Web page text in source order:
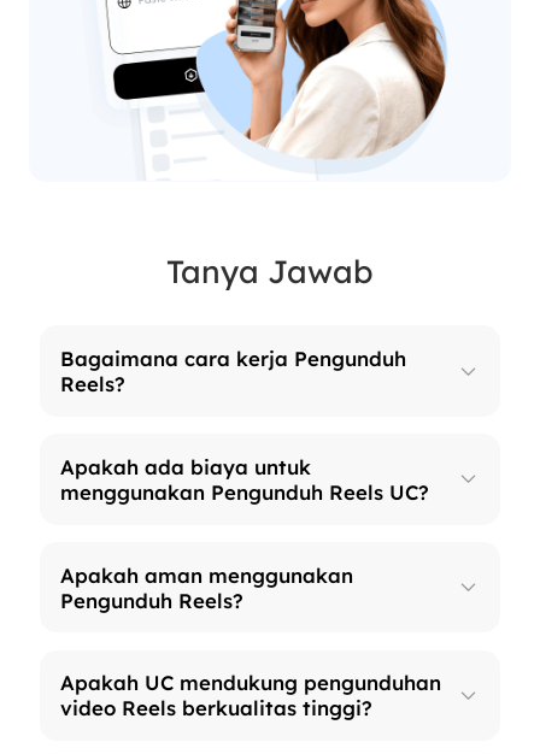
Tanya Jawab
Bagaimana cara kerja Pengunduh
Reels?
Apakah ada biaya untuk
menggunakan Pengunduh Reels UC?
Apakah aman menggunakan
Pengunduh Reels?
Apakah UC mendukung pengunduhan
video Reels berkualitas tinggi?